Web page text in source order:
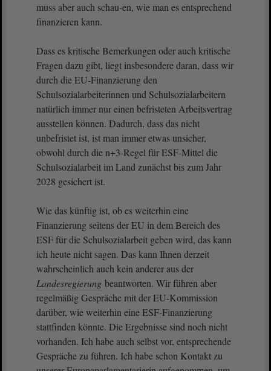
muss aber auch schau-en, wie man es entsprechend
finanzieren kann.
Dass es kritische Bemerkungen oder auch kritische
Fragen dazu gibt, liegt insbesondere daran, dass wir
durch die EU-Finanzierung den
Schulsozialarbeiterinnen und Schulsozialarbeitern
natürlich immer nur einen befristeten Arbeitsvertrag
ausstellen können. Dadurch, dass das nicht
unbefristet ist, ist man immer etwas unsicher,
obwohl durch die n+3-Regel für ESF-Mittel die
Schulsozialarbeit im Land zunächst bis zum Jahr
2028 gesichert ist.
Wie das künftig ist, ob es weiterhin eine
Finanzierung seitens der EU in dem Bereich des
ESF für die Schulsozialarbeit geben wird, das kann
ich heute nicht sagen. Das kann Ihnen derzeit
wahrscheinlich auch kein anderer aus der
Landesregierung beantworten. Wir führen aber
regelmäßig Gespräche mit der EU-Kommission
darüber, wie weiterhin eine ESF-Finanzierung
stattfinden könnte. Die Ergebnisse sind noch nicht
vorhanden. Ich habe auch selbst vor, entsprechende
Gespräche zu führen. Ich habe schon Kontakt zu